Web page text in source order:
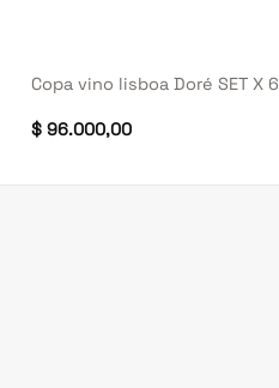
Copa vino lisboa Doré SET X 6
$ 96.000,00